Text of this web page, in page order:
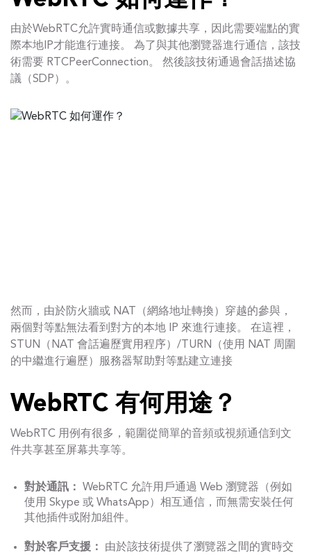
由於WebRTC允許實時通信或數據共享，因此需要端點的實
際本地IP才能進行連接。 為了與其他瀏覽器進行通信，該技
術需要 RTCPeerConnection。 然後該技術通過會話描述協
議（SDP）。
然而，由於防火牆或 NAT（網絡地址轉換）穿越的參與，
兩個對等點無法看到對方的本地 IP 來進行連接。 在這裡，
STUN（NAT 會話遍歷實用程序）/TURN（使用 NAT 周圍
的中繼進行遍歷）服務器幫助對等點建立連接
WebRTC 有何用途？
WebRTC 用例有很多，範圍從簡單的音頻或視頻通信到文
件共享甚至屏幕共享等。
對於通訊：
WebRTC 允許用戶通過 Web 瀏覽器（例如
使用 Skype 或 WhatsApp）相互通信，而無需安裝任何
其他插件或附加組件。
對於客戶支援：
由於該技術提供了瀏覽器之間的實時交